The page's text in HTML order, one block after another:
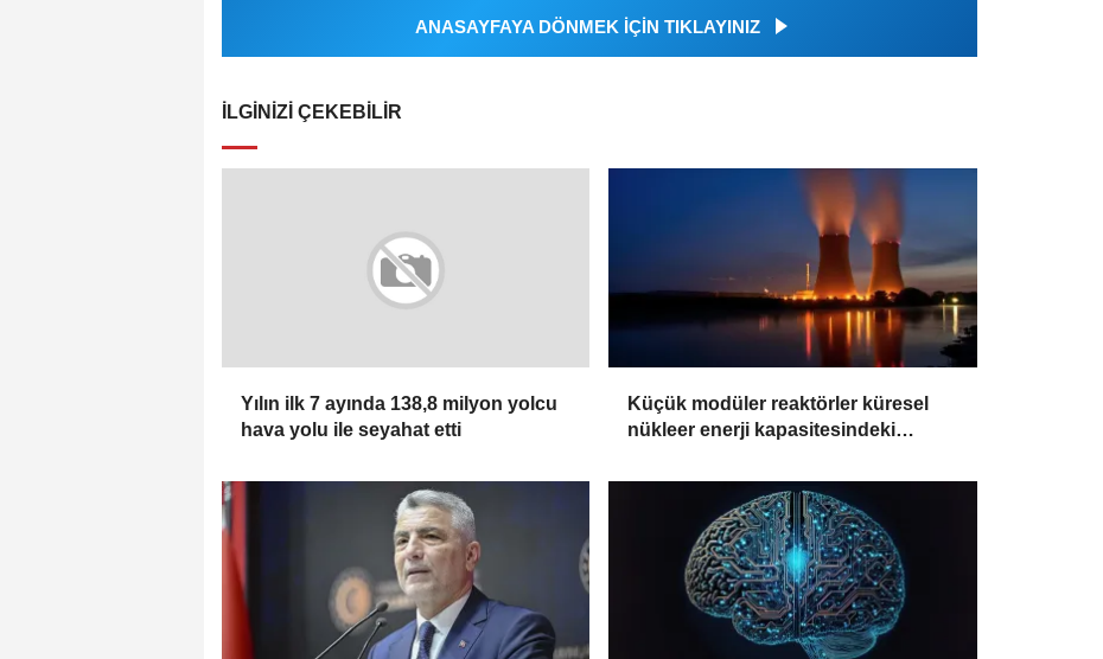
ANASAYFAYA DÖNMEK İÇİN TIKLAYINIZ
İLGINIZI ÇEKEBILIR
Yılın ilk 7 ayında 138,8 milyon yolcu
hava yolu ile seyahat etti
Küçük modüler reaktörler küresel
nükleer enerji kapasitesindeki